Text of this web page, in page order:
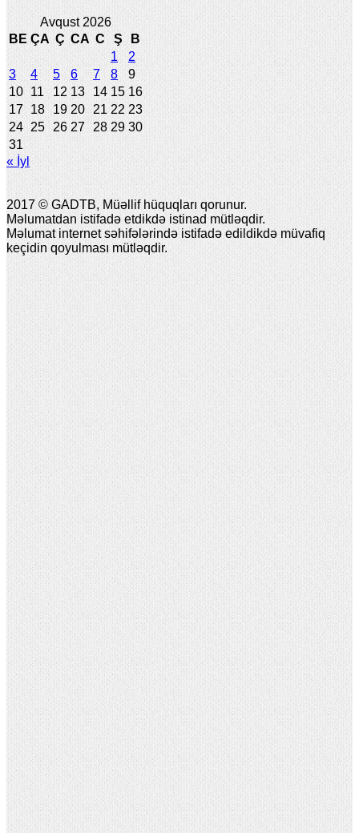
Avqust 2026
BE ÇA Ç CA C Ş
B
1
2
3
4 5 6 7 8
9
10 11 12 13 14 15 16
17 18 19 20 21 22 23
24 25 26 27 28 29 30
31
« İyl
2017 © GADTB, Müəllif hüquqları qorunur.
Məlumatdan istifadə etdikdə istinad mütləqdir.
Məlumat internet səhifələrində istifadə edildikdə müvafiq
keçidin qoyulması mütləqdir.